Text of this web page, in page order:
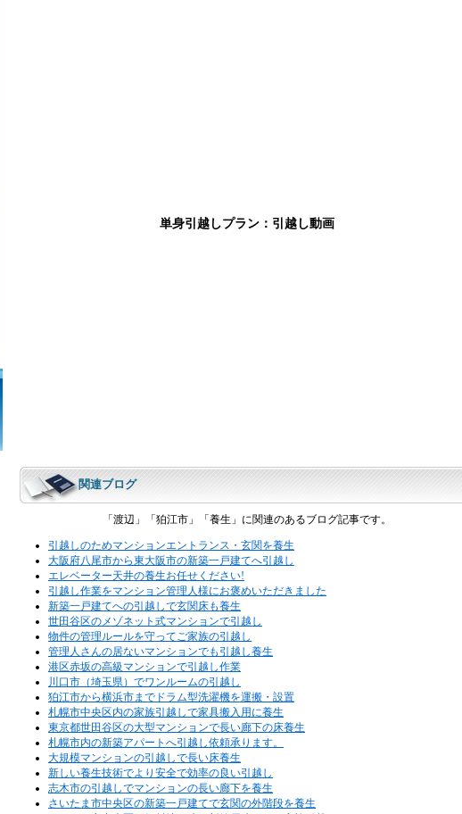
単身引越しプラン：引越し動画
関連ブログ
「渡辺」「狛江市」「養生」に関連のあるブログ記事です。
引越しのためマンションエントランス・玄関を養生
大阪府八尾市から東大阪市の新築一戸建てへ引越し
エレベーター天井の養生お任せください!
引越し作業をマンション管理人様にお褒めいただきました
新築一戸建てへの引越しで玄関床も養生
世田谷区のメゾネット式マンションで引越し
物件の管理ルールを守ってご家族の引越し
管理人さんの居ないマンションでも引越し養生
港区赤坂の高級マンションで引越し作業
川口市（埼玉県）でワンルームの引越し
狛江市から横浜市までドラム型洗濯機を運搬・設置
札幌市中央区内の家族引越しで家具搬入用に養生
東京都世田谷区の大型マンションで長い廊下の床養生
札幌市内の新築アパートへ引越し依頼承ります。
大規模マンションの引越しで長い床養生
新しい養生技術でより安全で効率の良い引越し
志木市の引越しでマンションの長い廊下を養生
さいたま市中央区の新築一戸建てで玄関の外階段を養生